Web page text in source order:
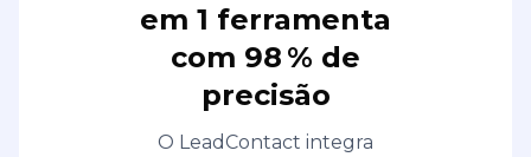
em 1 ferramenta
com 98 % de
precisão
O LeadContact integra